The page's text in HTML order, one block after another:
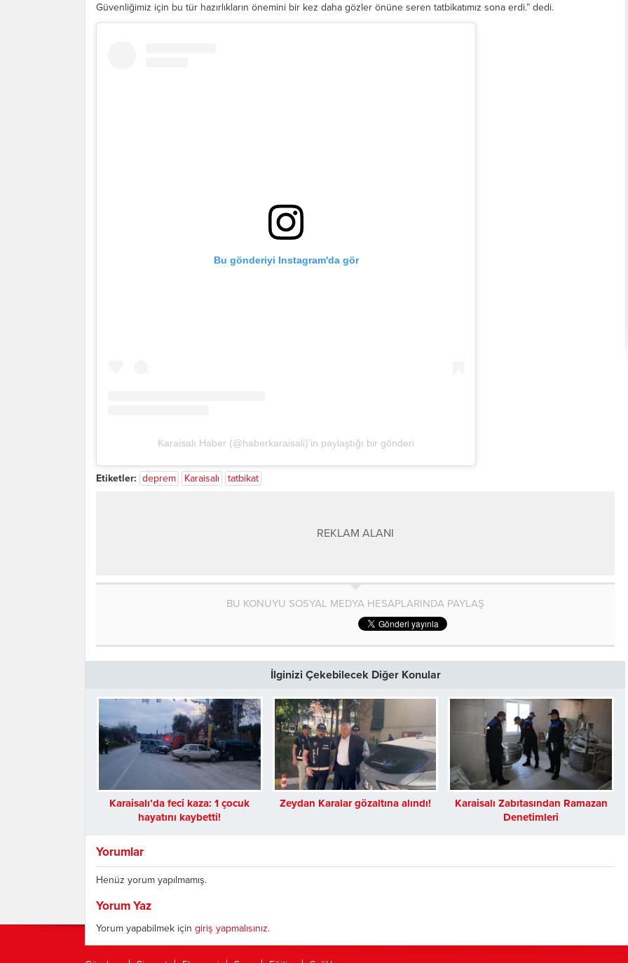
Güvenliğimiz için bu tür hazırlıkların önemini bir kez daha gözler önüne seren tatbikatımız sona erdi.” dedi.
Bu gönderiyi Instagram'da gör
Karaisalı Haber (@haberkaraisali)'in paylaştığı bir gönderi
Etiketler: deprem Karaisalı tatbikat
REKLAM ALANI
BU KONUYU SOSYAL MEDYA HESAPLARINDA PAYLAŞ
İlginizi Çekebilecek Diğer Konular
Karaisalı’da feci kaza: 1 çocuk
hayatını kaybetti!
Zeydan Karalar gözaltına alındı!
Karaisalı Zabıtasından Ramazan
Denetimleri
Yorumlar
Henüz yorum yapılmamış.
Yorum Yaz
Yorum yapabilmek için giriş yapmalısınız.